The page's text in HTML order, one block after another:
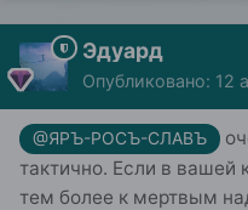
Эдуард
Опубликовано: 12
@ЯРЪ-РОСЪ-СЛАВЪ
тактично. Если в
тем более к мертвым